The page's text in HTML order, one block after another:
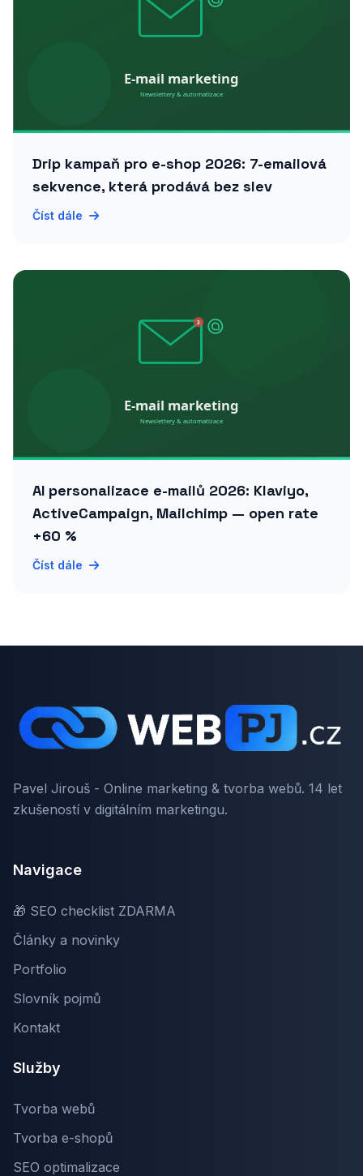
Drip kampaň pro e-shop 2026: 7-emailová
sekvence, která prodává bez slev
Číst dále
AI personalizace e-mailů 2026: Klaviyo,
ActiveCampaign, Mailchimp — open rate
+60 %
Číst dále
Pavel Jirouš - Online marketing & tvorba webů. 14 let
zkušeností v digitálním marketingu.
Navigace
🎁 SEO checklist ZDARMA
Články a novinky
Portfolio
Slovník pojmů
Kontakt
Služby
Tvorba webů
Tvorba e-shopů
SEO optimalizace